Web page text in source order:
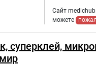
Сайт
можете
суперклей,